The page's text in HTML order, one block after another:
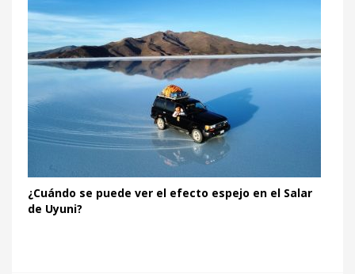
¿Cuándo se puede ver el efecto espejo en el Salar
de Uyuni?